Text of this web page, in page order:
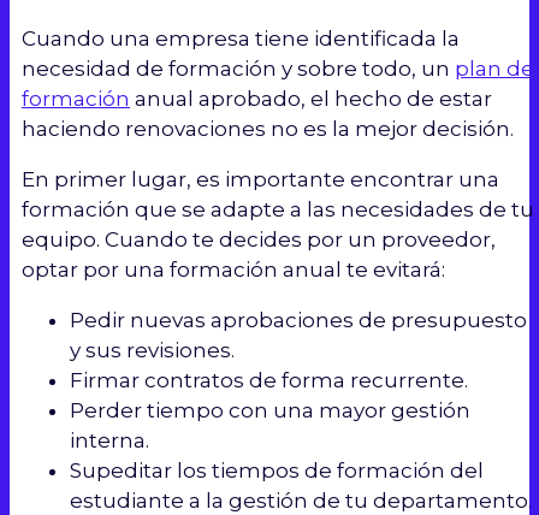
Cuando una empresa tiene identificada la
necesidad de formación y sobre todo, un plan de
formación anual aprobado, el hecho de estar
haciendo renovaciones no es la mejor decisión.
En primer lugar, es importante encontrar una
formación que se adapte a las necesidades de tu
equipo. Cuando te decides por un proveedor,
optar por una formación anual te evitará:
Pedir nuevas aprobaciones de presupuesto
y sus revisiones.
Firmar contratos de forma recurrente.
Perder tiempo con una mayor gestión
interna.
Supeditar los tiempos de formación del
estudiante a la gestión de tu departamento.